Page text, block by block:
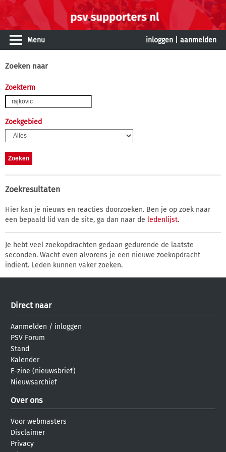
Menu inloggen aanmelden
Zoeken naar
Zoekterm
Zoekgebied
Zoekresultaten
Hier kan je nieuws en reacties doorzoeken. Ben je op zoek naar
een bepaald lid van de site, ga dan naar de ledenlijst.
Je hebt veel zoekopdrachten gedaan gedurende de laatste
seconden. Wacht even alvorens je een nieuwe zoekopdracht
indient. Leden kunnen vaker zoeken.
Direct naar
Aanmelden / inloggen
PSV Forum
Stand
Kalender
E-zine (nieuwsbrief)
Nieuwsarchief
Over ons
Voor webmasters
Disclaimer
Privacy